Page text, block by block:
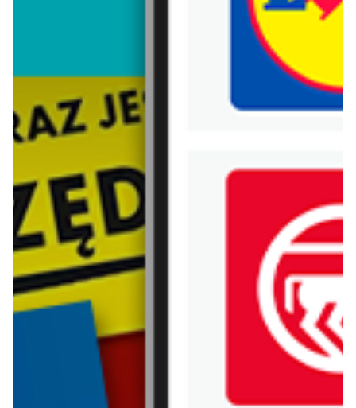
Trafiłeś na nieaktualną gazetkę
Zobacz aktualne gazetki Blix!
aktualna
Groszek
Katalog
Zawartość dla osób
od dziś
Soplica - odkryj smaki lata w Lidlu
WIĘCEJ GAZETEK GROSZEK